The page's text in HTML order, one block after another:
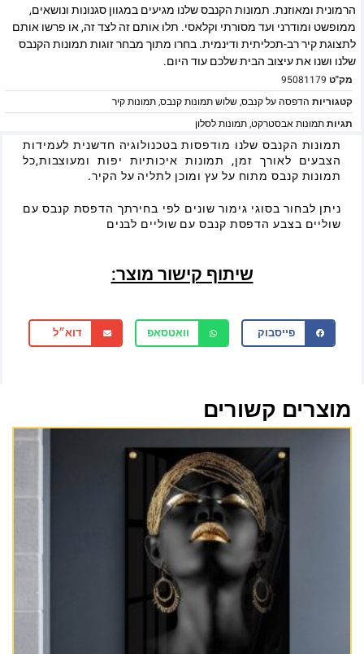
הרמונית ומאוזנת. תמונות הקנבס שלנו מגיעים במגוון סגנונות ונושאים,
ממופשט ומודרני ועד מסורתי וקלאסי. תלו אותם זה לצד זה, או פרשו אותם
לתצוגת קיר רב-תכליתית ודינמית. בחרו מתוך מבחר זוגות תמונות הקנבס
שלנו ושנו את עיצוב הבית שלכם עוד היום.
מק"ט 95081179
קטגוריות הדפסה על קנבס,שלוש תמונות קנבס,תמונות קיר
תגיותתמונות אבסטרקט,תמונות לסלון
תמונות הקנבס שלנו מודפסות בטכנולוגיה חדשנית לעמידות
הצבעים לאורך זמן, תמונות איכותיות יפות ומעוצבות,כל
תמונות קנבס מתוח על עץ ומוכן לתליה על הקיר.
ניתן לבחור בסוגי גימור שונים לפי בחירתך הדפסת קנבס עם
שוליים בצבע הדפסת קנבס עם שוליים לבנים
שיתוף קישור מוצר:
פייסבוק וואטסאפ דוא״ל
מוצרים קשורים